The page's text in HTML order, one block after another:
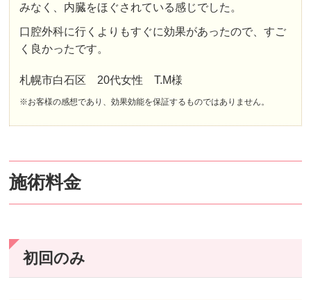
みなく、内臓をほぐされている感じでした。
口腔外科に行くよりもすぐに効果があったので、すご
く良かったです。
札幌市白石区 20代女性 T.M様
※お客様の感想であり、効果効能を保証するものではありません。
施術料金
初回のみ